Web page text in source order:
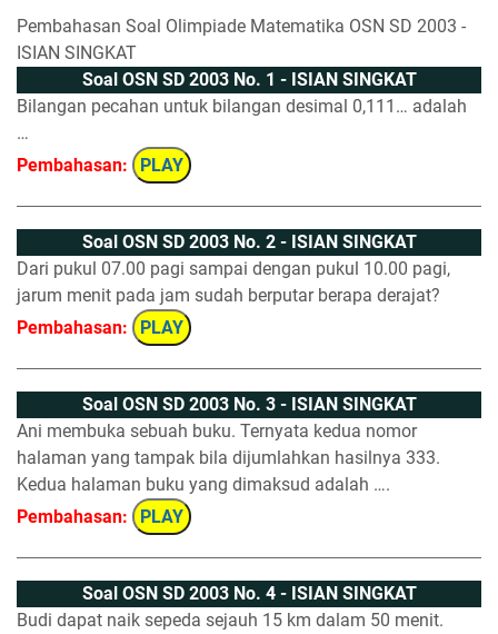
Pembahasan Soal Olimpiade Matematika OSN SD 2003 -
ISIAN SINGKAT
Soal OSN SD 2003 No. 1 - ISIAN SINGKAT
Bilangan pecahan untuk bilangan desimal 0,111… adalah
…
Pembahasan:
PLAY
Soal OSN SD 2003 No. 2 - ISIAN SINGKAT
Dari pukul 07.00 pagi sampai dengan pukul 10.00 pagi,
jarum menit pada jam sudah berputar berapa derajat?
Pembahasan:
PLAY
Soal OSN SD 2003 No. 3 - ISIAN SINGKAT
Ani membuka sebuah buku. Ternyata kedua nomor
halaman yang tampak bila dijumlahkan hasilnya 333.
Kedua halaman buku yang dimaksud adalah ….
Pembahasan:
PLAY
Soal OSN SD 2003 No. 4 - ISIAN SINGKAT
Budi dapat naik sepeda sejauh 15 km dalam 50 menit.